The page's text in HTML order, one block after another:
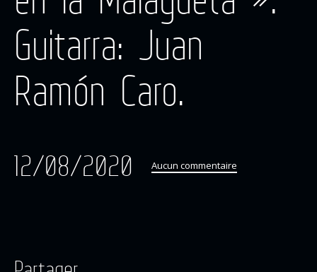
Guitarra: Juan
Ramón Caro.
12/08/2020 Aucun commentaire